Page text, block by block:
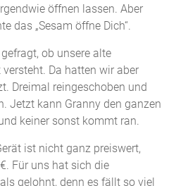
öffnen lassen. Aber
das „Sesam öffne Dich“.
ob unsere alte
Da hatten wir aber
Dreimal reingeschoben und
Jetzt kann Granny den ganzen
keiner sonst kommt ran.
ist nicht ganz preiswert,
Für uns hat sich die
gelohnt, denn es fällt so viel